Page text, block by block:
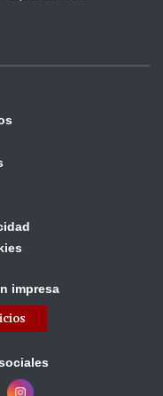
impresa